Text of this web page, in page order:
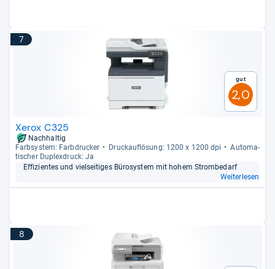
7
Gut
2,0
Xerox C325
Nachhaltig
Farb­sys­tem: Farb­dru­cker
Druck­auf­lö­sung: 1200 x 1200 dpi
Auto­ma­
ti­scher Duplex­druck: Ja
Effi­zi­en­tes und viel­sei­ti­ges Büro­sys­tem mit hohem Strom­bedarf
Weiterlesen
8